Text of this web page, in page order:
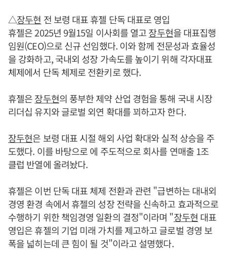
△장두현 전 보령 대표 휴젤 단독 대표로 영입
휴젤은 2025년 9월15일 이사회를 열고장두현을 대표집행
임원(CEO)으로 신규 선임했다. 이와 함께 전문성과 효율성
을 강화하고, 국내외 성장 가속도를 높이기 위해 각자대표
체제에서 단독 체제로 전환키로 했다.
휴젤은장두현의 풍부한 제약 산업 경험을 통해 국내 시장
리더십 유지와 글로벌 외연 확대를 꾀하고자 한다.
장두현은 보령 대표 시절 해외 사업 확대와 실적 상승을 주
도했다. 이를 바탕으로 에 주도적으로 회사를 연매출 1조
클럽 반열에 올려놨다.
휴젤은 이번 단독 대표 체제 전환과 관련 "급변하는 대내외
경영 환경 속에서 휴젤의 성장 전략을 신속하고 효과적으로
수행하기 위한 책임경영 일환의 결정"이라며 "장두현 대표
영입은 휴젤의 기업 미래 가치를 제고하고 글로벌 경영 보
폭을 넓히는데 큰 힘이 될 것"이라고 설명했다.